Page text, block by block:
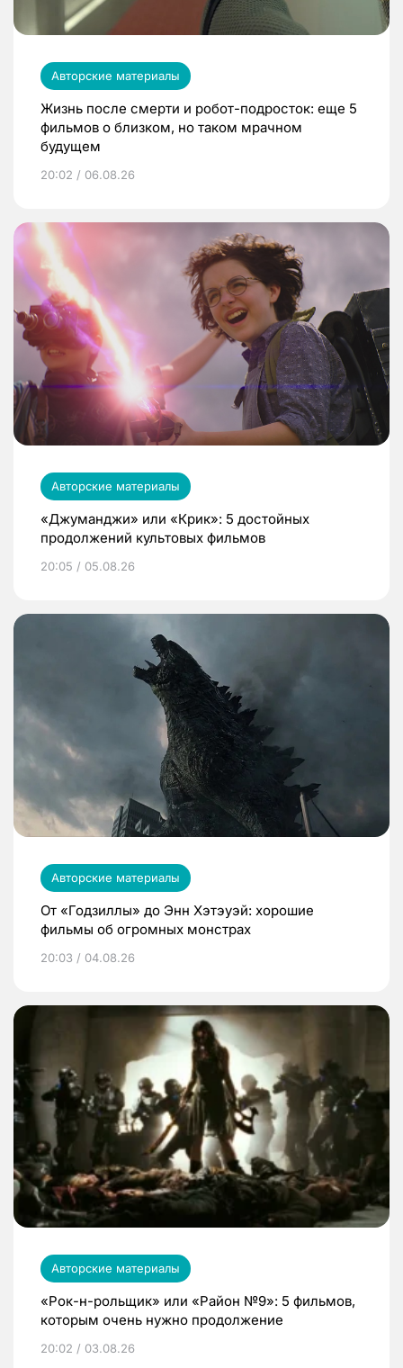
Авторские материалы
Жизнь после смерти и робот-подросток: еще 5
фильмов о близком, но таком мрачном
будущем
20:02 / 06.08.26
Авторские материалы
«Джуманджи» или «Крик»: 5 достойных
продолжений культовых фильмов
20:05 / 05.08.26
Авторские материалы
От «Годзиллы» до Энн Хэтэуэй: хорошие
фильмы об огромных монстрах
20:03 / 04.08.26
Авторские материалы
«Рок-н-рольщик» или «Район №9»: 5 фильмов,
которым очень нужно продолжение
20:02 / 03.08.26